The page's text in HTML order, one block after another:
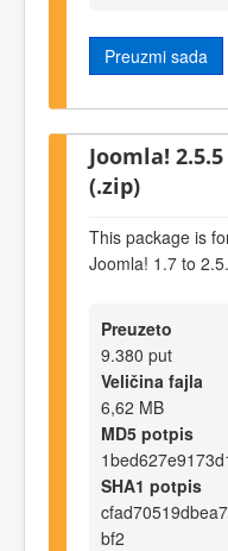
Preuzmi sada
Joomla!
(.zip)
This package is
Joomla! 1.7 to
Preuzeto
9.380 put
Veličina fajla
6,62 MB
MD5 potpis
SHA1 potpis
bf2